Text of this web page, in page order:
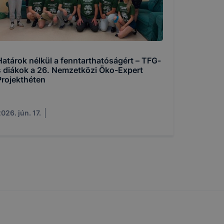
nélkül a fenntarthatóságért – TFG-
diákok a 26. Nemzetközi Öko-Expert
jún. 17.
ezek
célja